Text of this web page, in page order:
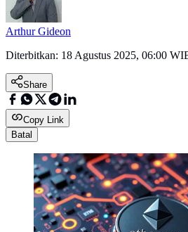
Arthur Gideon
Diterbitkan: 18 Agustus 2025, 06:00
Share
Copy Link
Batal